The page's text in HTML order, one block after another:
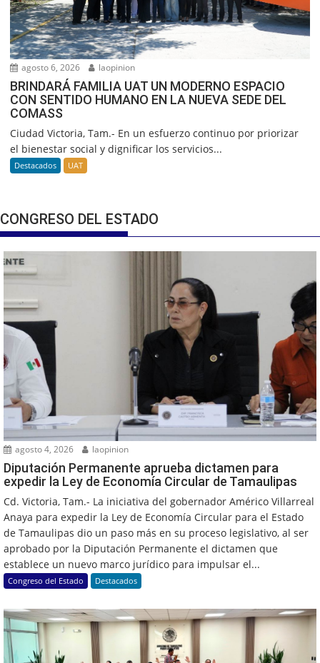
agosto 6, 2026 laopinion
BRINDARÁ FAMILIA UAT UN MODERNO ESPACIO
CON SENTIDO HUMANO EN LA NUEVA SEDE DEL
COMASS
Ciudad Victoria, Tam.- En un esfuerzo continuo por priorizar
el bienestar social y dignificar los servicios...
Destacados UAT
CONGRESO DEL ESTADO
agosto 4, 2026 laopinion
Diputación Permanente aprueba dictamen para
expedir la Ley de Economía Circular de Tamaulipas
Cd. Victoria, Tam.- La iniciativa del gobernador Américo Villarreal
Anaya para expedir la Ley de Economía Circular para el Estado
de Tamaulipas dio un paso más en su proceso legislativo, al ser
aprobado por la Diputación Permanente el dictamen que
establece un nuevo marco jurídico para impulsar el...
Congreso del Estado Destacados